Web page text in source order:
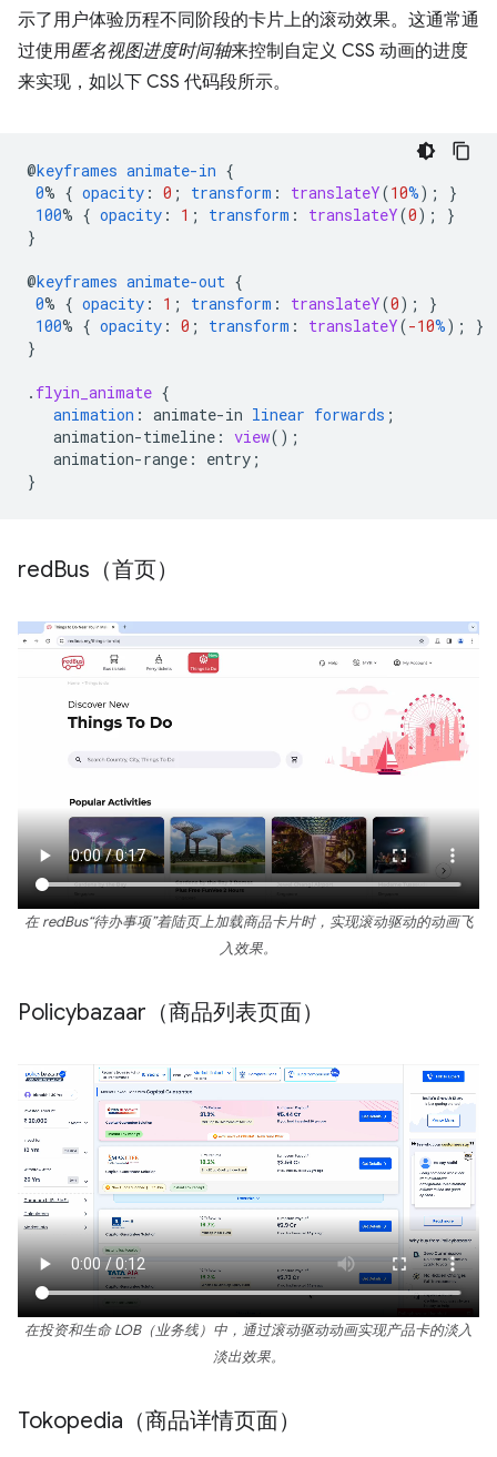
示了用户体验历程不同阶段的卡片上的滚动效果。这通常通
过使用匿名视图进度时间轴来控制自定义 CSS 动画的进度
来实现，如以下 CSS 代码段所示。
@keyframes animate-in {
0% { opacity : 0 ; transform : translateY(10%);
}
100% { opacity : 1 ; transform : translateY(0);
}
}
@keyframes animate-out {
0% { opacity : 1 ; transform : translateY(0);
}
100% { opacity : 0 ; transform : translateY(-10%);
}
}
. flyin_animate {
animation : animate-in linear forwards ;
animation-timeline : view();
animation-range : entry ;
}
redBus（首页）
在 redBus“待办事项”着陆页上加载商品卡片时，实现滚动驱动的动画飞
入效果。
Policybazaar（商品列表页面）
在投资和生命 LOB（业务线）中，通过滚动驱动动画实现产品卡的淡入
淡出效果。
Tokopedia（商品详情页面）